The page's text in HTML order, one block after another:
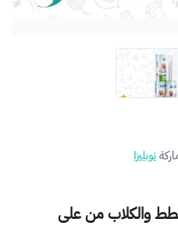
نوبليزا
والكلاب من على